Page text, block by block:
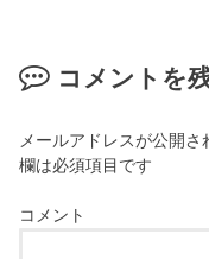
コメントを
メールアドレスが公開さ
欄は必須項目です
コメント